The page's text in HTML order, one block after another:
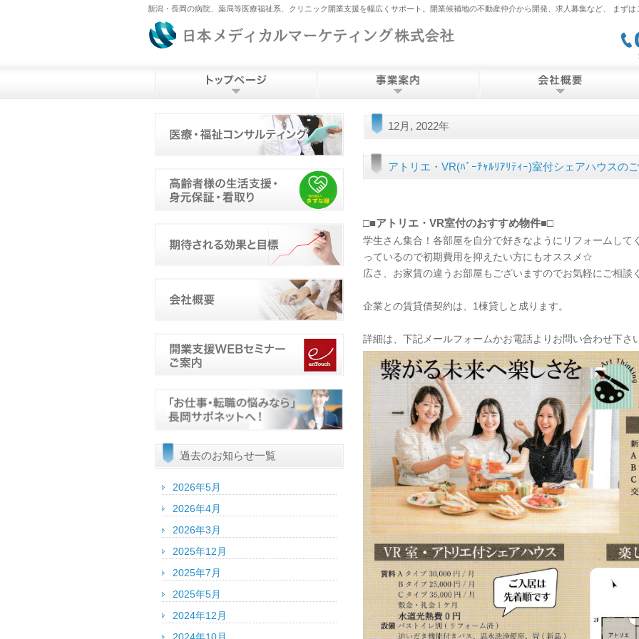
新潟・長岡の病院、薬局等医療福祉系、クリニック開業支援を幅広くサポート。開業候補地の不動産仲介から開発、求人募集など、 まずは
12月, 2022年
アトリエ・VR(ﾊﾞｰﾁｬﾙﾘｱﾘﾃｨｰ)室付シェアハウスの
□■アトリエ・VR室付のおすすめ物件■□
学生さん集合！各部屋を自分で好きなようにリフォームして
っているので初期費用を抑えたい方にもオススメ☆
広さ、お家賃の違うお部屋もございますのでお気軽にご相談
企業との賃貸借契約は、1棟貸しと成ります。
詳細は、下記メールフォームかお電話よりお問い合わせ下さ
過去のお知らせ一覧
2026年5月
2026年4月
2026年3月
2025年12月
2025年7月
2025年5月
2024年12月